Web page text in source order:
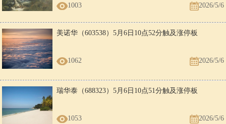
1003 2026/5/6
美诺华（603538）5月6日10点52分触及涨停板
1062 2026/5/6
瑞华泰（688323）5月6日10点51分触及涨停板
1053 2026/5/6